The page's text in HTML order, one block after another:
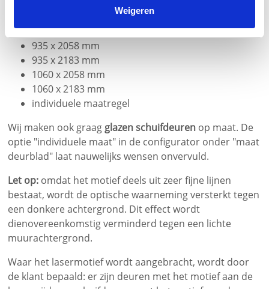
Weigeren
810 x 2183 mm
935 x 2058 mm
935 x 2183 mm
1060 x 2058 mm
1060 x 2183 mm
individuele maatregel
Wij maken ook graag glazen schuifdeuren op maat. De
optie "individuele maat" in de configurator onder "maat
deurblad" laat nauwelijks wensen onvervuld.
Let op: omdat het motief deels uit zeer fijne lijnen
bestaat, wordt de optische waarneming versterkt tegen
een donkere achtergrond. Dit effect wordt
dienovereenkomstig verminderd tegen een lichte
muurachtergrond.
Waar het lasermotief wordt aangebracht, wordt door
de klant bepaald: er zijn deuren met het motief aan de